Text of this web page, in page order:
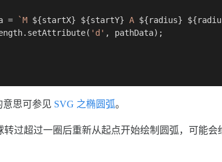
= `M ${startX} ${startY} A ${radius}
. setAttribute( 'd' , pathData);
意思可参见 SVG 之椭圆弧。
转过超过一圈后重新从起点开始绘制圆弧，可能